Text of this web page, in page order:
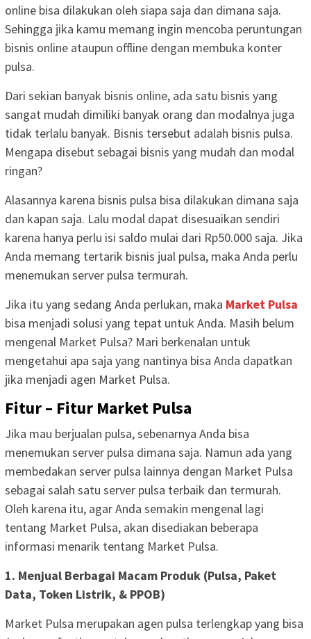
online bisa dilakukan oleh siapa saja dan dimana saja.
Sehingga jika kamu memang ingin mencoba peruntungan
bisnis online ataupun offline dengan membuka konter
pulsa.
Dari sekian banyak bisnis online, ada satu bisnis yang
sangat mudah dimiliki banyak orang dan modalnya juga
tidak terlalu banyak. Bisnis tersebut adalah bisnis pulsa.
Mengapa disebut sebagai bisnis yang mudah dan modal
ringan?
Alasannya karena bisnis pulsa bisa dilakukan dimana saja
dan kapan saja. Lalu modal dapat disesuaikan sendiri
karena hanya perlu isi saldo mulai dari Rp50.000 saja. Jika
Anda memang tertarik bisnis jual pulsa, maka Anda perlu
menemukan server pulsa termurah.
Jika itu yang sedang Anda perlukan, maka Market Pulsa
bisa menjadi solusi yang tepat untuk Anda. Masih belum
mengenal Market Pulsa? Mari berkenalan untuk
mengetahui apa saja yang nantinya bisa Anda dapatkan
jika menjadi agen Market Pulsa.
Fitur – Fitur Market Pulsa
Jika mau berjualan pulsa, sebenarnya Anda bisa
menemukan server pulsa dimana saja. Namun ada yang
membedakan server pulsa lainnya dengan Market Pulsa
sebagai salah satu server pulsa terbaik dan termurah.
Oleh karena itu, agar Anda semakin mengenal lagi
tentang Market Pulsa, akan disediakan beberapa
informasi menarik tentang Market Pulsa.
1. Menjual Berbagai Macam Produk (Pulsa, Paket
Data, Token Listrik, & PPOB)
Market Pulsa merupakan agen pulsa terlengkap yang bisa